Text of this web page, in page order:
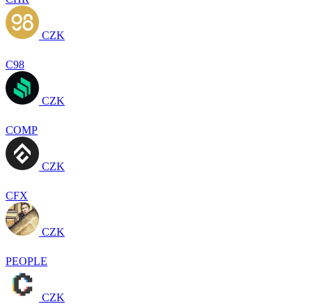
CZK
C98
CZK
COMP
CZK
CFX
CZK
PEOPLE
CZK